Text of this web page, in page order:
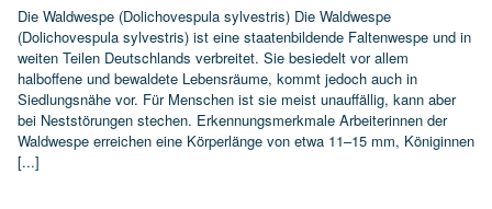
Die Waldwespe (Dolichovespula sylvestris) Die Waldwespe
(Dolichovespula sylvestris) ist eine staatenbildende Faltenwespe und in
weiten Teilen Deutschlands verbreitet. Sie besiedelt vor allem
halboffene und bewaldete Lebensräume, kommt jedoch auch in
Siedlungsnähe vor. Für Menschen ist sie meist unauffällig, kann aber
bei Neststörungen stechen. Erkennungsmerkmale Arbeiterinnen der
Waldwespe erreichen eine Körperlänge von etwa 11–15 mm, Königinnen
[...]